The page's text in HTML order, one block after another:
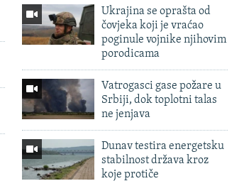
Ukrajina se oprašta od
čovjeka koji je vraćao
poginule vojnike njihovim
porodicama
Vatrogasci gase požare u
Srbiji, dok toplotni talas
ne jenjava
Dunav testira energetsku
stabilnost država kroz
koje protiče